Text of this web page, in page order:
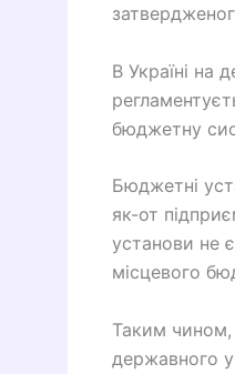
В Україні на
бюджетну
Бюджетні
як-от
установи не
місцевого
Таким
державного